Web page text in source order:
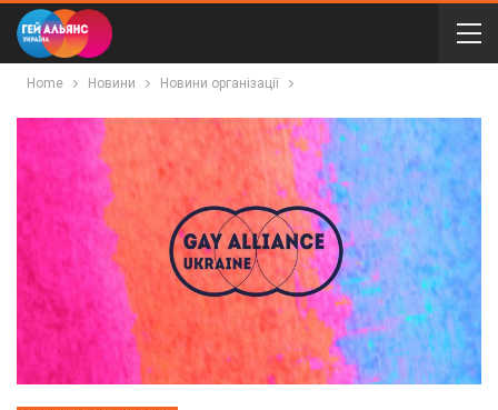
Home Новини Новини організації